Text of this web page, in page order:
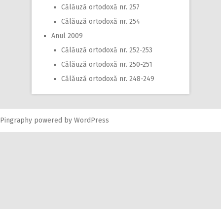
Călăuză ortodoxă nr. 257
Călăuză ortodoxă nr. 254
Anul 2009
Călăuză ortodoxă nr. 252-253
Călăuză ortodoxă nr. 250-251
Călăuză ortodoxă nr. 248-249
Pingraphy powered by WordPress